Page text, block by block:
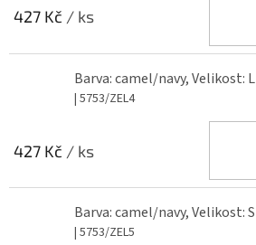
427 Kč / ks
Barva: camel/navy, Velikost: L
| 5753/ZEL4
427 Kč / ks
Barva: camel/navy, Velikost: S
| 5753/ZEL5